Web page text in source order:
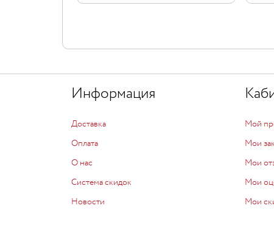
Информация
Доставка
Оплата
О нас
Система скидок
Новости
Мой
Мои
Мои
Мои
Мои